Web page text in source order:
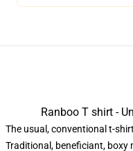
Ranboo T shirt -
The usual, conventional t-
Traditional, beneficiant, boxy